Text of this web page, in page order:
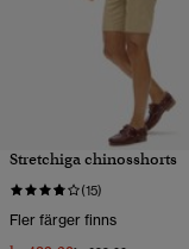
Stretchiga chinosshorts
(15)
Fler färger finns